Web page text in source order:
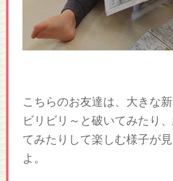
こちらのお友達は、大きな
ビリビリ～と破いてみたり
てみたりして楽しむ様子が
よ。